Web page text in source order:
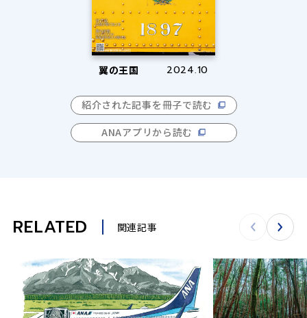
翼の王国 2024.10
紹介された記事を冊子で読む
ANAアプリから読む
RELATED 関連記事